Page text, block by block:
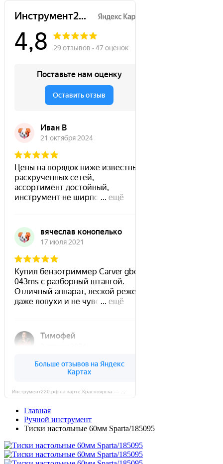
Главная
Ручной инструмент
Тиски настольные 60мм Sparta/185095